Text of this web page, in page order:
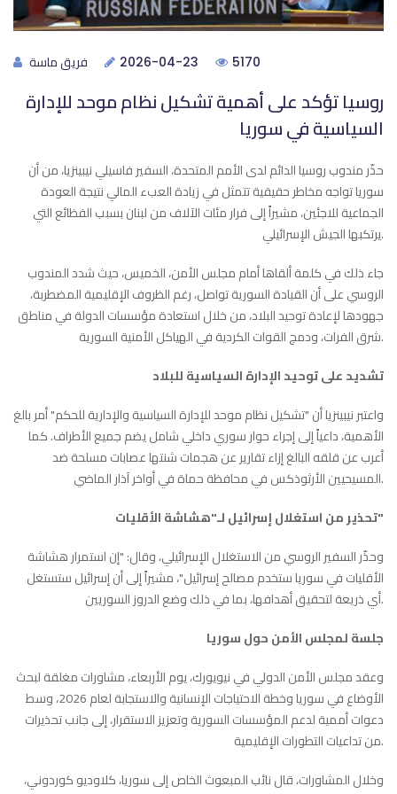
فريق ماسة 2026-04-23 5170
روسيا تؤكد على أهمية تشكيل نظام موحد للإدارة
السياسية في سوريا
حذّر مندوب روسيا الدائم لدى الأمم المتحدة، السفير فاسيلي نيبينزيا، من أن
سوريا تواجه مخاطر حقيقية تتمثل في زيادة العبء المالي نتيجة العودة
الجماعية للاجئين، مشيراً إلى فرار مئات الآلاف من لبنان بسبب الفظائع التي
يرتكبها الجيش الإسرائيلي.
جاء ذلك في كلمة ألقاها أمام مجلس الأمن، الخميس، حيث شدد المندوب
الروسي على أن القيادة السورية تواصل، رغم الظروف الإقليمية المضطربة،
جهودها لإعادة توحيد البلاد، من خلال استعادة مؤسسات الدولة في مناطق
شرق الفرات، ودمج القوات الكردية في الهياكل الأمنية السورية.
تشديد على توحيد الإدارة السياسية للبلاد
واعتبر نيبينزيا أن "تشكيل نظام موحد للإدارة السياسية والإدارية للحكم" أمر بالغ
الأهمية، داعياً إلى إجراء حوار سوري داخلي شامل يضم جميع الأطراف. كما
أعرب عن قلقه البالغ إزاء تقارير عن هجمات شنتها عصابات مسلحة ضد
المسيحيين الأرثوذكس في محافظة حماة في أواخر آذار الماضي.
تحذير من استغلال إسرائيل لـ"هشاشة الأقليات"
وحذّر السفير الروسي من الاستغلال الإسرائيلي، وقال: "إن استمرار هشاشة
الأقليات في سوريا ستخدم مصالح إسرائيل"، مشيراً إلى أن إسرائيل ستستغل
أي ذريعة لتحقيق أهدافها، بما في ذلك وضع الدروز السوريين.
جلسة لمجلس الأمن حول سوريا
وعقد مجلس الأمن الدولي في نيويورك، يوم الأربعاء، مشاورات مغلقة لبحث
الأوضاع في سوريا وخطة الاحتياجات الإنسانية والاستجابة لعام 2026، وسط
دعوات أممية لدعم المؤسسات السورية وتعزيز الاستقرار، إلى جانب تحذيرات
من تداعيات التطورات الإقليمية.
وخلال المشاورات، قال نائب المبعوث الخاص إلى سوريا، كلاوديو كوردوني،